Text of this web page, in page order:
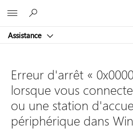
Assistance
Erreur d'arrêt «
lorsque vous
ou une station
périphérique dans